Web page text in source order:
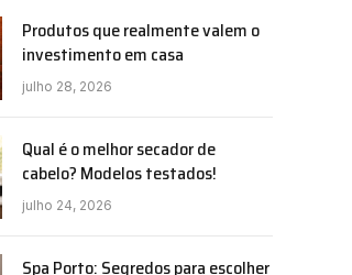
Produtos que realmente valem o
investimento em casa
julho 28, 2026
Qual é o melhor secador de
cabelo? Modelos testados!
julho 24, 2026
Spa Porto: Segredos para escolher